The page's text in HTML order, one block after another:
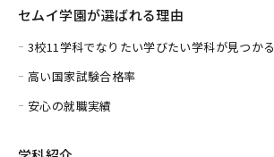
セムイ学園が選ばれる理由
3校11学科でなりたい学びたい学科が見つかる
高い国家試験合格率
安心の就職実績